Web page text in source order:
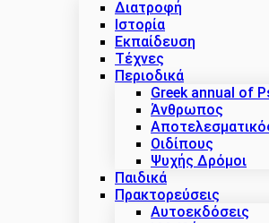
Διατροφή
Ιστορία
Εκπαίδευση
Τέχνες
Περιοδικά
Greek annual of
Άνθρωπος
Οιδίπους
Ψυχής Δρόμοι
Παιδικά
Πρακτoρεύσεις
Αυτοεκδόσεις